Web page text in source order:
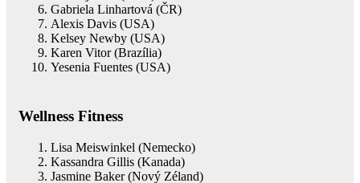
Gabriela Linhartová (ČR)
Alexis Davis (USA)
Kelsey Newby (USA)
Karen Vitor (Brazília)
Yesenia Fuentes (USA)
Wellness Fitness
Lisa Meiswinkel (Nemecko)
Kassandra Gillis (Kanada)
Jasmine Baker (Nový Zéland)